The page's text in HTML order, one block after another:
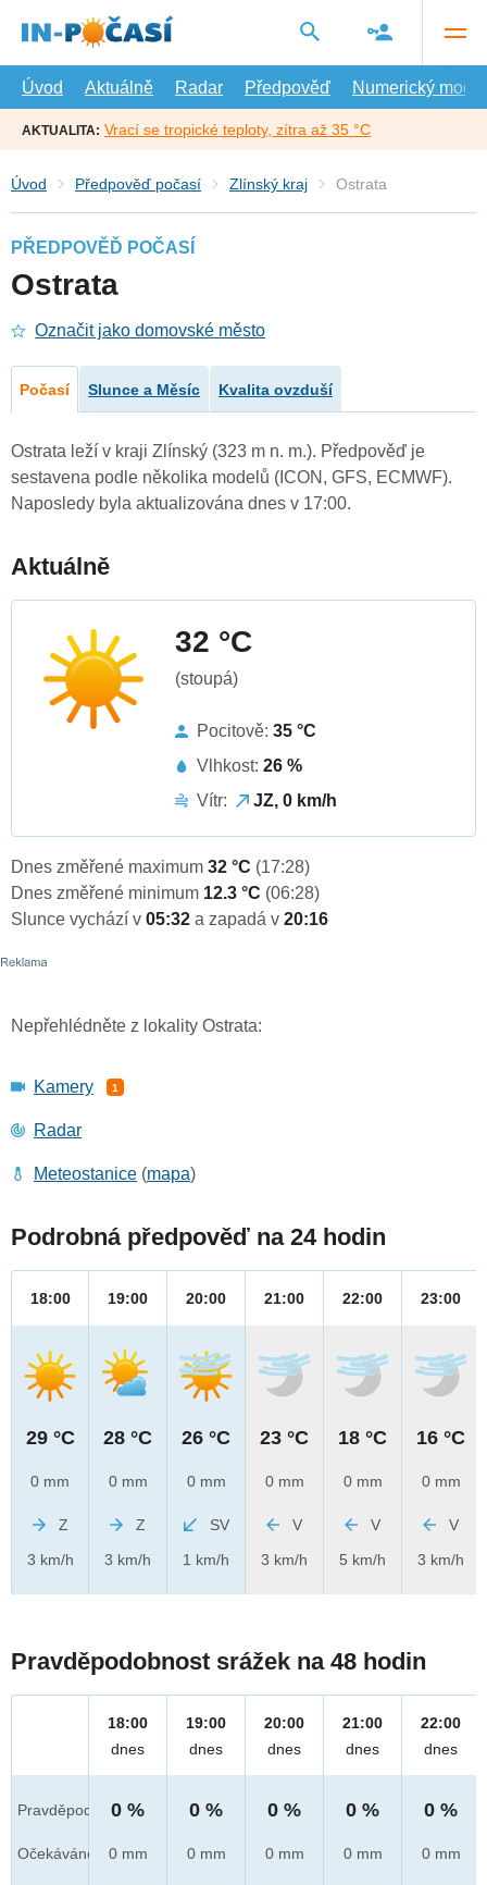
hlavní
Úvod
Aktuálně Radar Předpověď Numerický model
AKTUALITA: Vrací se tropické teploty, zítra až 35 °C
Úvod Předpověď počasí Zlínský kraj Ostrata
PŘEDPOVĚĎ POČASÍ
Ostrata
Označit jako domovské město
Počasí Slunce a Měsíc Kvalita ovzduší
Ostrata leží v kraji Zlínský (323 m n. m.). Předpověď je
sestavena podle několika modelů (ICON, GFS, ECMWF).
Naposledy byla aktualizována dnes v 17:00.
Aktuálně
32 °C
(stoupá)
Pocitově: 35 °C
Vlhkost: 26 %
Vítr:
JZ, 0 km/h
Dnes změřené maximum 32 °C (17:28)
Dnes změřené minimum 12.3 °C (06:28)
Slunce vychází v 05:32 a zapadá v 20:16
Nepřehlédněte z lokality Ostrata:
Kamery 1
Radar
Meteostanice (mapa)
Podrobná předpověď na 24 hodin
18:00
29 °C
0 mm
Z
3 km/h
19:00
28 °C
0 mm
Z
3 km/h
20:00
26 °C
0 mm
SV
1 km/h
21:00
23 °C
0 mm
V
3 km/h
22:00
18 °C
0 mm
V
5 km/h
23:00
16 °C
0 mm
V
3 km/h
Pravděpodobnost srážek na 48 hodin
Pravděpod.
Očekáváno
18:00
dnes
0 %
0 mm
19:00
dnes
0 %
0 mm
20:00
dnes
0 %
0 mm
21:00
dnes
0 %
0 mm
22:00
dnes
0 %
0 mm